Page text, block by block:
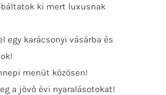
ki mert luxusnak
egy karácsonyi vásárba és
menüt közösen!
a jövő évi nyaralásotokat!